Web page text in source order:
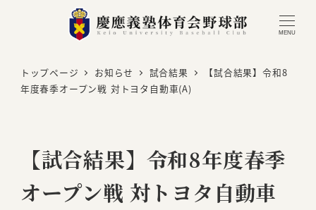
MENU
トップページ お知らせ 試合結果
【試合結果】令和8
年度春季オープン戦 対トヨタ自動車(A)
【試合結果】令和8年度春季
オープン戦 対トヨタ自動車